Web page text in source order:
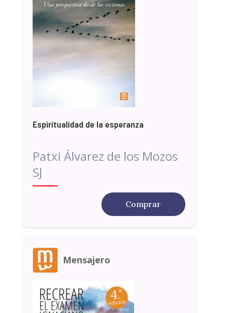
Espiritualidad de la esperanza
Patxi Álvarez de los Mozos
SJ
Comprar
Mensajero